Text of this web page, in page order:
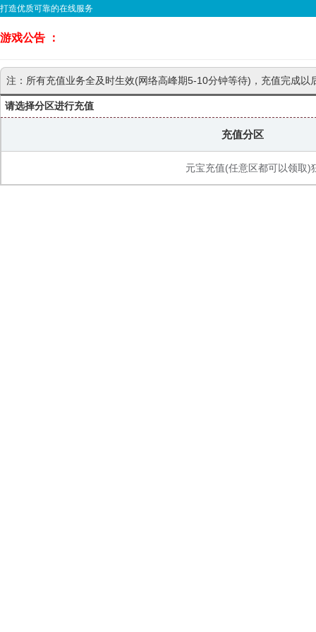
打造优质可靠的在线服务
游戏公告 ：
注：所有充值业务全及时生效(网络高峰期5-10分钟等待)，充值完成
请选择分区进行充值
充值分区
元宝充值(任意区都可以领取)